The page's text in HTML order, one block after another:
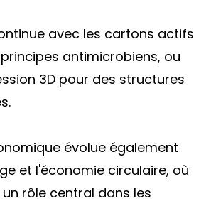
avec les cartons actifs
antimicrobiens, ou
3D pour des structures
évolue également
et l'économie circulaire, où
rôle central dans les